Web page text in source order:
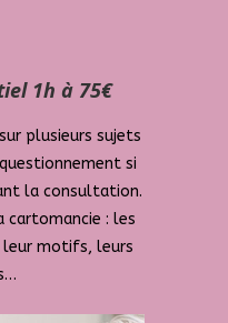
1h à 75€
plusieurs sujets
si
la consultation.
cartomancie : les
leur motifs, leurs